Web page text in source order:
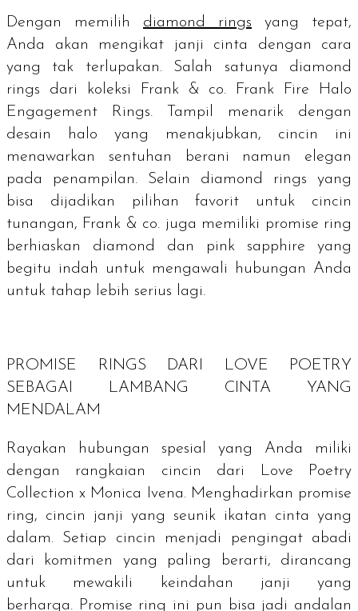
Dengan memilih diamond rings yang tepat,
Anda akan mengikat janji cinta dengan cara
yang tak terlupakan. Salah satunya diamond
rings dari koleksi Frank & co. Frank Fire Halo
Engagement Rings. Tampil menarik dengan
desain halo yang menakjubkan, cincin ini
menawarkan sentuhan berani namun elegan
pada penampilan. Selain diamond rings yang
bisa dijadikan pilihan favorit untuk cincin
tunangan, Frank & co. juga memiliki promise ring
berhiaskan diamond dan pink sapphire yang
begitu indah untuk mengawali hubungan Anda
untuk tahap lebih serius lagi.
PROMISE RINGS DARI LOVE POETRY
SEBAGAI LAMBANG CINTA YANG
MENDALAM
Rayakan hubungan spesial yang Anda miliki
dengan rangkaian cincin dari Love Poetry
Collection x Monica Ivena. Menghadirkan promise
ring, cincin janji yang seunik ikatan cinta yang
dalam. Setiap cincin menjadi pengingat abadi
dari komitmen yang paling berarti, dirancang
untuk mewakili keindahan janji yang
berharga. Promise ring ini pun bisa jadi andalan